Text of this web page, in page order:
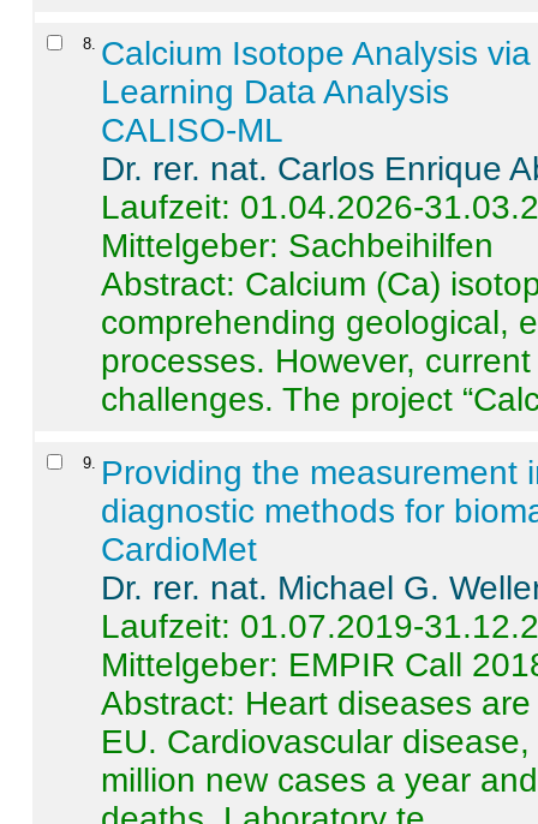
8 Calcium Isotope Analysis
Learning Data Analysis
CALISO-ML
Dr. rer. nat. Carlos Enrique
Laufzeit: 01.04.2026-
Mittelgeber: Sachbeihilfen
Abstract: Calcium (Ca)
comprehending geological,
processes. However,
challenges. The project
9
Providing the measurement
diagnostic methods for
CardioMet
Dr. rer. nat. Michael G.
Laufzeit: 01.07.2019-
Mittelgeber: EMPIR Call
Abstract: Heart diseases
EU. Cardiovascular
million new cases a year